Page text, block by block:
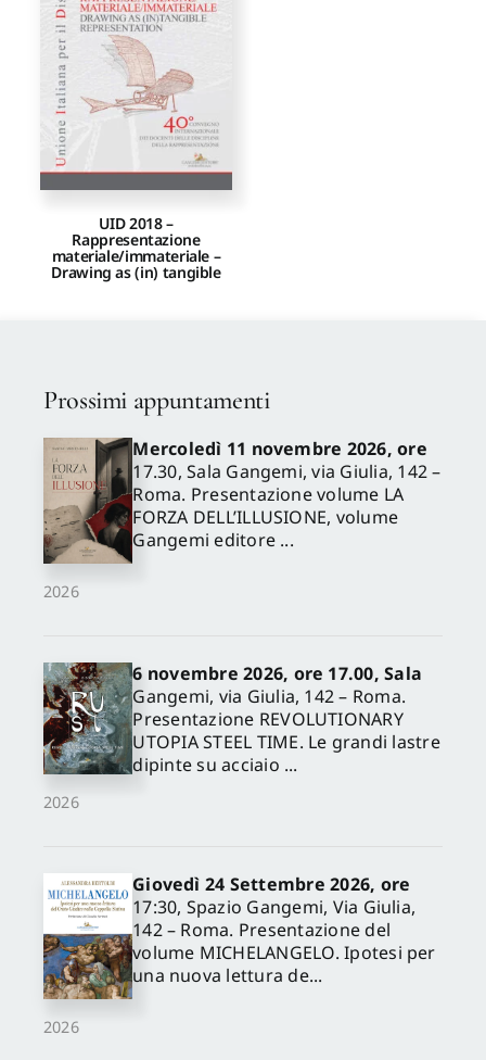
Proposte di pubblicazione
Gangemi Editore
Newsletter
UID 2018 –
Rappresentazione
materiale/immateriale –
Drawing as (in) tangible
Prossimi appuntamenti
2026
Mercoledì 11 novembre 2026, ore
17.30, Sala Gangemi, via Giulia, 142 –
Roma. Presentazione volume LA
FORZA DELL’ILLUSIONE, volume
Gangemi editore ...
2026
6 novembre 2026, ore 17.00, Sala
Gangemi, via Giulia, 142 – Roma.
Presentazione REVOLUTIONARY
UTOPIA STEEL TIME. Le grandi lastre
dipinte su acciaio ...
2026
Giovedì 24 Settembre 2026, ore
17:30, Spazio Gangemi, Via Giulia,
142 – Roma. Presentazione del
volume MICHELANGELO. Ipotesi per
una nuova lettura de...